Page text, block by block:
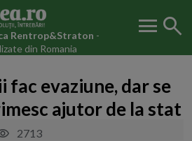
Rentrop&Straton -
din Romania
menu search
evaziune, dar se
ajutor de la stat
2713